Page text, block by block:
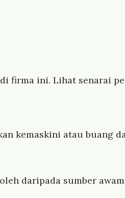
firma ini. Lihat senarai
kemaskini atau buang
daripada sumber